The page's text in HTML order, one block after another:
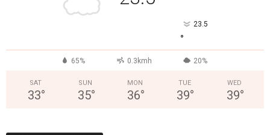
23.5
°
65% 0.3kmh 20%
SAT
33°
SUN
35°
MON
36°
TUE
39°
WED
39°